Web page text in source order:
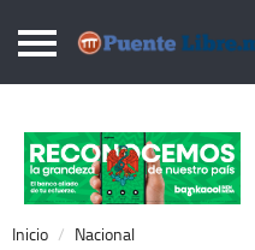
Puentelibre.mx
Local
Nacional
Inicio Nacional